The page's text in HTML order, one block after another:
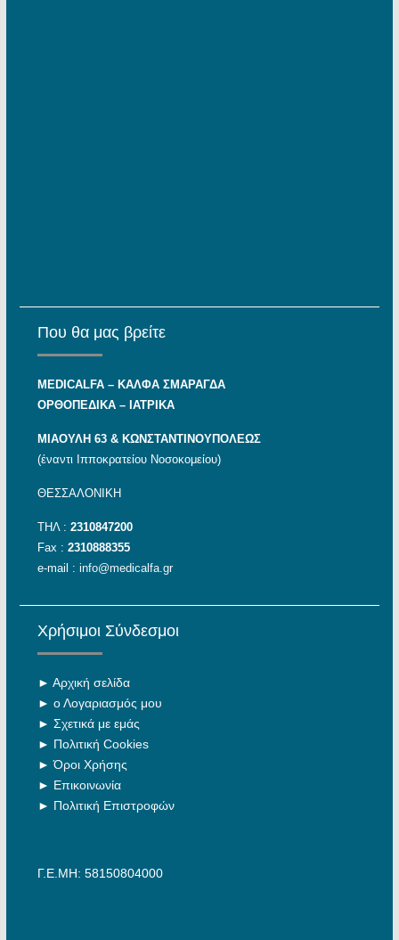
Που θα μας βρείτε
MEDICALFA – KAΛΦΑ ΣΜΑΡΑΓΔΑ
ΟΡΘΟΠΕΔΙΚΑ – ΙΑΤΡΙΚΑ
ΜΙΑΟΥΛΗ 63 & ΚΩΝΣΤΑΝΤΙΝΟΥΠΟΛΕΩΣ
(έναντι Ιπποκρατείου Νοσοκομείου)
ΘΕΣΣΑΛΟΝΙΚΗ
ΤΗΛ : 2310847200
Fax : 2310888355
e-mail : info@medicalfa.gr
Χρήσιμοι Σύνδεσμοι
► Αρχική σελίδα
► ο Λογαριασμός μου
► Σχετικά με εμάς
► Πολιτική Cookies
►Όροι Χρήσης
► Επικοινωνία
► Πολιτική Επιστροφών
Γ.Ε.ΜΗ: 58150804000